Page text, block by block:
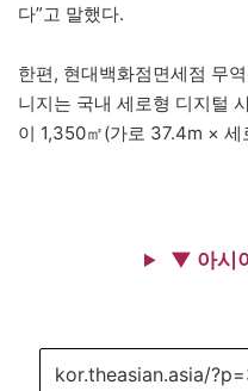
다”고 말했다.
한편, 현대백화점면세점 무
니지는 국내 세로형 디지털
이 1,350㎡(가로 37.4m × 세
▼ 아시